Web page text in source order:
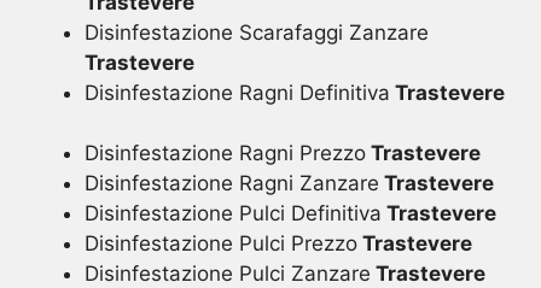
Disinfestazione Scarafaggi Zanzare
Trastevere
Disinfestazione Ragni Definitiva Trastevere
Disinfestazione Ragni Prezzo Trastevere
Disinfestazione Ragni Zanzare Trastevere
Disinfestazione Pulci Definitiva Trastevere
Disinfestazione Pulci Prezzo Trastevere
Disinfestazione Pulci Zanzare Trastevere